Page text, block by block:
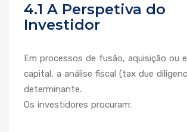
4.1 A Perspetiva do
Investidor
Em processos de fusão, aquisição ou
capital, a análise fiscal (tax due
determinante.
Os investidores procuram: